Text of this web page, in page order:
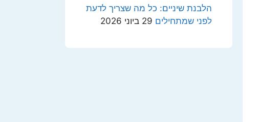
הלבנת שיניים: כל מה שצריך לדעת
לפני שמתחילים 29 ביוני 2026